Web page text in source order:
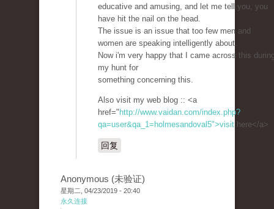
educative and amusing, and let me tell you, you
have hit the nail on the head.
The issue is an issue that too few men and
women are speaking intelligently about.
Now i'm very happy that I came across this
my hunt for
something concerning this.
Also visit my web blog :: <a
href=" http://www.vaidan.com/index.php?
qa=user&qa_1=holmesandoval5">visit here</a>
回复
Anonymous (未验证)
星期二, 04/23/2019 - 20:40
永久连接